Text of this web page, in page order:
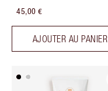
45,00 €
AJOUTER AU PANIER